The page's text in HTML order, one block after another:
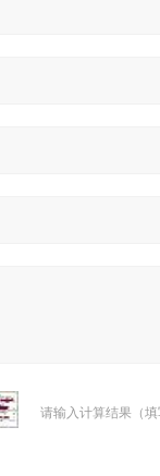
请输入计算结果（